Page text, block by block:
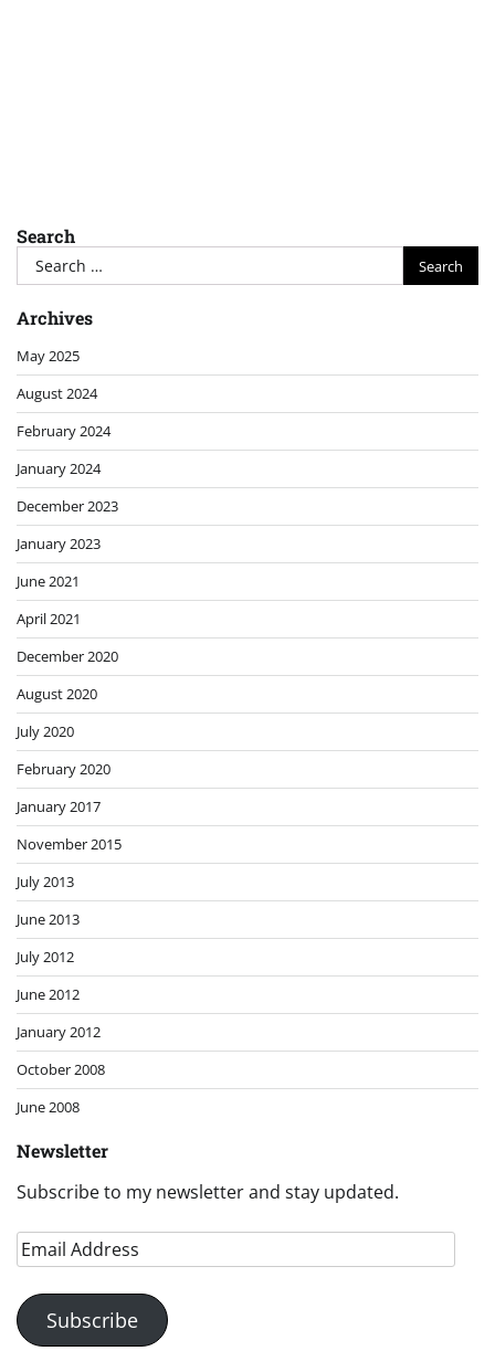
Search
Search
for:
Archives
May 2025
August 2024
February 2024
January 2024
December 2023
January 2023
June 2021
April 2021
December 2020
August 2020
July 2020
February 2020
January 2017
November 2015
July 2013
June 2013
July 2012
June 2012
January 2012
October 2008
June 2008
Newsletter
Subscribe to my newsletter and stay updated.
Email
Address
Subscribe